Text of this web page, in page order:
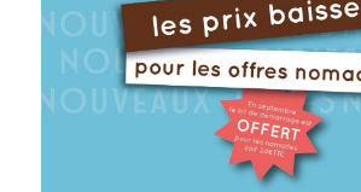
Visitez l'espace